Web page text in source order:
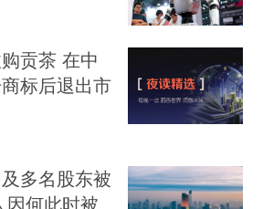
贡茶 在中
标后退出市
及多名股东被
因何此时被